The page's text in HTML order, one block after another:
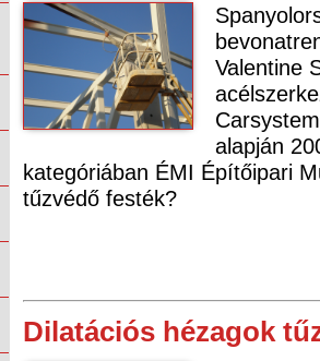
Valentine
alapján
kategóriában ÉMI Építőipari
tűzvédő festék?
Dilatációs hézagok